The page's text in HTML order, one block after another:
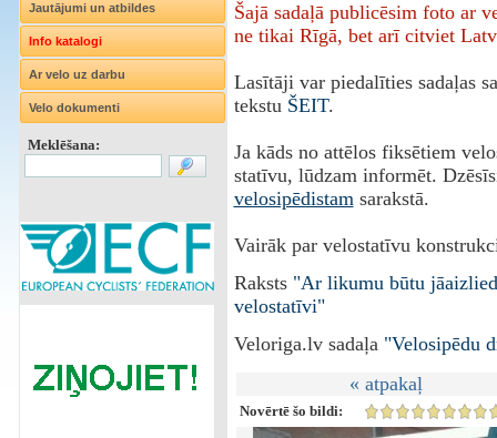
Jautājumi un atbildes
Info katalogi
Ar velo uz darbu
Velo dokumenti
Meklēšana:
Šajā sadaļā publicēsim foto ar
ne tikai Rīgā, bet arī citviet
Lasītāji var piedalīties sadaļas
tekstu ŠEIT.
Ja kāds no attēlos fiksētiem
statīvu, lūdzam informēt.
velosipēdistam sarakstā.
Vairāk par velostatīvu
Raksts "Ar likumu būtu
velostatīvi"
Veloriga.lv sadaļa "Velosipēdu
« atpakaļ
Novērtē šo bildi: